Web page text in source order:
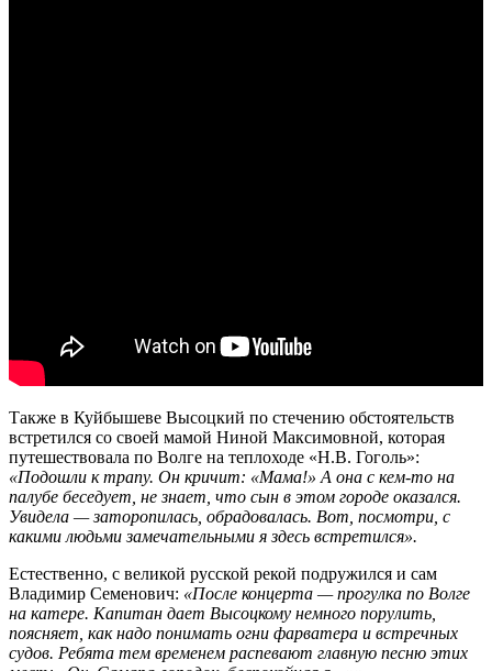
Также в Куйбышеве Высоцкий по стечению обстоятельств
встретился со своей мамой Ниной Максимовной, которая
путешествовала по Волге на теплоходе «Н.В. Гоголь»:
«Подошли к трапу. Он кричит: «Мама!» А она с кем-то на
палубе беседует, не знает, что сын в этом городе оказался.
Увидела — заторопилась, обрадовалась. Вот, посмотри, с
какими людьми замечательными я здесь встретился».
Естественно, с великой русской рекой подружился и сам
Владимир Семенович: «После концерта — прогулка по Волге
на катере. Капитан дает Высоцкому немного порулить,
поясняет, как надо понимать огни фарватера и встречных
судов. Ребята тем временем распевают главную песню этих